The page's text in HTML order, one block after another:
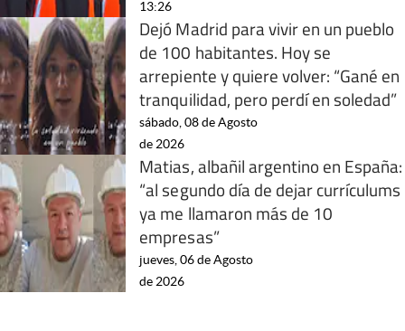
13:26
Dejó Madrid para vivir en un pueblo
de 100 habitantes. Hoy se
arrepiente y quiere volver: “Gané en
tranquilidad, pero perdí en soledad”
sábado, 08 de Agosto
de 2026
Matias, albañil argentino en España:
“al segundo día de dejar currículums
ya me llamaron más de 10
empresas”
jueves, 06 de Agosto
de 2026